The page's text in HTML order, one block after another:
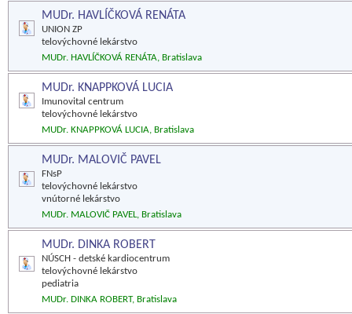
MUDr. HAVLÍČKOVÁ RENÁTA
UNION ZP
telovýchovné lekárstvo
MUDr. HAVLÍČKOVÁ RENÁTA, Bratislava
MUDr. KNAPPKOVÁ LUCIA
Imunovital centrum
telovýchovné lekárstvo
MUDr. KNAPPKOVÁ LUCIA, Bratislava
MUDr. MALOVIČ PAVEL
FNsP
telovýchovné lekárstvo
vnútorné lekárstvo
MUDr. MALOVIČ PAVEL, Bratislava
MUDr. DINKA ROBERT
NÚSCH - detské kardiocentrum
telovýchovné lekárstvo
pediatria
MUDr. DINKA ROBERT, Bratislava